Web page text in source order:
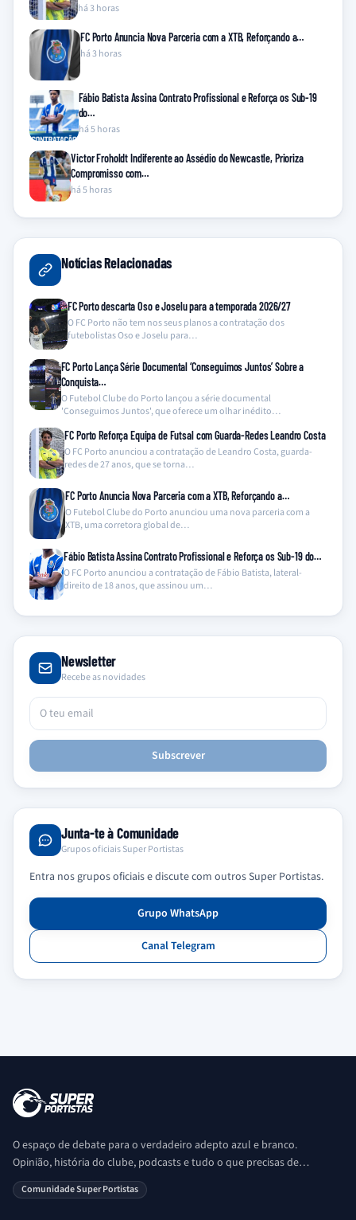
há 3 horas
FC Porto Anuncia Nova Parceria com a XTB, Reforçando a…
há 3 horas
Fábio Batista Assina Contrato Profissional e Reforça os Sub-19
do…
há 5 horas
Victor Froholdt Indiferente ao Assédio do Newcastle, Prioriza
Compromisso com…
há 5 horas
Notícias Relacionadas
FC Porto descarta Oso e Joselu para a temporada 2026/27
O FC Porto não tem nos seus planos a contratação dos
futebolistas Oso e Joselu para…
FC Porto Lança Série Documental ‘Conseguimos Juntos’ Sobre a
Conquista…
O Futebol Clube do Porto lançou a série documental
'Conseguimos Juntos', que oferece um olhar inédito…
FC Porto Reforça Equipa de Futsal com Guarda-Redes Leandro Costa
O FC Porto anunciou a contratação de Leandro Costa, guarda-
redes de 27 anos, que se torna…
FC Porto Anuncia Nova Parceria com a XTB, Reforçando a…
O Futebol Clube do Porto anunciou uma nova parceria com a
XTB, uma corretora global de…
Fábio Batista Assina Contrato Profissional e Reforça os Sub-19 do…
O FC Porto anunciou a contratação de Fábio Batista, lateral-
direito de 18 anos, que assinou um…
Newsletter
Recebe as novidades
Subscrever
Junta-te à Comunidade
Grupos oficiais Super Portistas
Entra nos grupos oficiais e discute com outros Super Portistas.
Grupo WhatsApp
Canal Telegram
O espaço de debate para o verdadeiro adepto azul e branco.
Opinião, história do clube, podcasts e tudo o que precisas de
saber sobre o universo Porto. Ser Porto é aqui!
Comunidade Super Portistas